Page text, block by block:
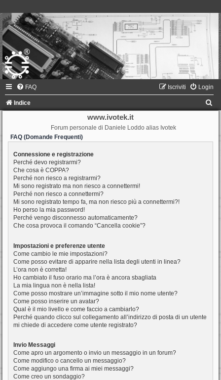
FAQ Login
Iscriviti
Indice
www.ivotek.it
Forum personale di Daniele Loddo alias Ivotek
FAQ (Domande Frequenti)
Connessione e registrazione
Perché devo registrarmi?
Che cosa è COPPA?
Perché non riesco a registrarmi?
Mi sono registrato ma non riesco a connettermi!
Perché non riesco a connettermi?
Mi sono registrato tempo fa, ma non riesco più a connettermi?!
Ho perso la mia password!
Perché vengo disconnesso automaticamente?
Che cosa provoca il comando “Cancella cookie”?
Impostazioni e preferenze utente
Come cambio le mie impostazioni?
Come posso evitare di apparire nella lista degli utenti in linea?
L’ora non è corretta!
Ho cambiato il fuso orario ma l’ora è ancora sbagliata
La mia lingua non è nella lista!
Come posso mostrare un’immagine sotto il mio nome utente?
Come posso inserire un avatar?
Qual è il mio livello e come faccio a cambiarlo?
Perché quando clicco sul collegamento all’indirizzo di posta di un utente
mi chiede di accedere come utente registrato?
Invio Messaggi
Come apro un argomento o invio un messaggio in un forum?
Come modifico o cancello un messaggio?
Come aggiungo una firma ai miei messaggi?
Come creo un sondaggio?